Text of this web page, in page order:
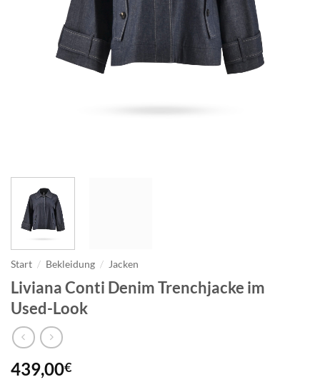
Start / Bekleidung / Jacken
Liviana Conti Denim Trenchjacke im
Used-Look
439,00€